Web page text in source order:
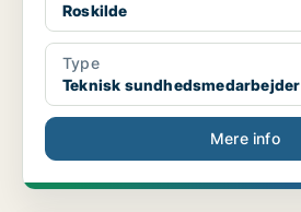
Roskilde
Type
Teknisk sundhedsmedarbejder
Mere info